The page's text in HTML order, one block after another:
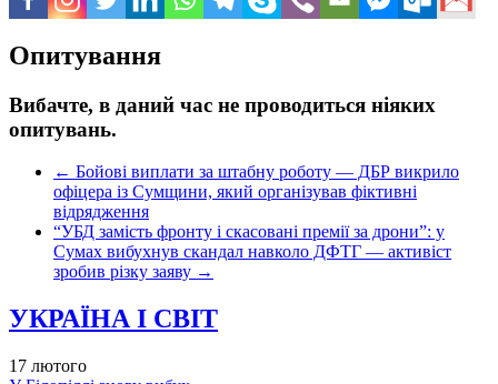
Опитування
Вибачте, в даний час не проводиться ніяких
опитувань.
← Бойові виплати за штабну роботу — ДБР викрило
офіцера із Сумщини, який організував фіктивні
відрядження
“УБД замість фронту і скасовані премії за дрони”: у
Сумах вибухнув скандал навколо ДФТГ — активіст
зробив різку заяву →
УКРАЇНА І СВІТ
17 лютого